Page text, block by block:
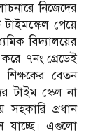
নিজেদের
পেয়ে
বিদ্যালয়ের
৭নং গ্রেডেই
বেতন
টাইম স্কেল না
সহকারি প্রধান
যাচ্ছে। এগুলো